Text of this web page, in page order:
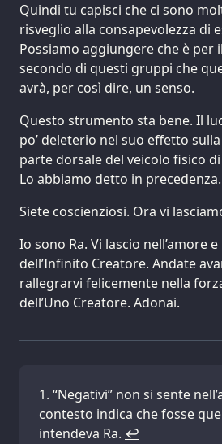
Quindi tu capisci che ci sono
risveglio alla consapevolezza di
Possiamo aggiungere che è per
secondo di questi gruppi che
avrà, per così dire, un senso.
Questo strumento sta bene. Il
po’ deleterio nel suo effetto
parte dorsale del veicolo fisico
Lo abbiamo detto in precedenza.
Siete coscienziosi. Ora vi
Io sono Ra. Vi lascio nell’amore
dell’Infinito Creatore. Andate
rallegrarvi felicemente nella
dell’Uno Creatore. Adonai.
“Negativi” non si sente
contesto indica che fosse
intendeva Ra. ↩